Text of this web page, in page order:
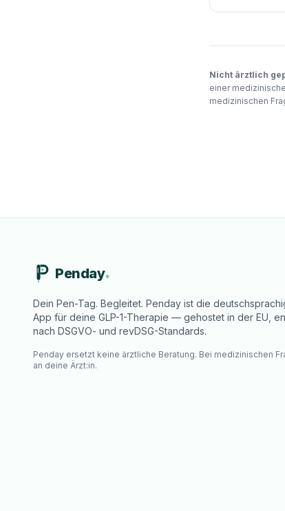
Nicht ärztlich
einer
medizinischen
Penday
Dein Pen-Tag. Begleitet. Penday ist die
App für deine GLP-1-Therapie — gehostet in der EU,
nach DSGVO- und revDSG-Standards.
Penday ersetzt keine ärztliche Beratung. Bei medizinischen
an deine Ärzt:in.